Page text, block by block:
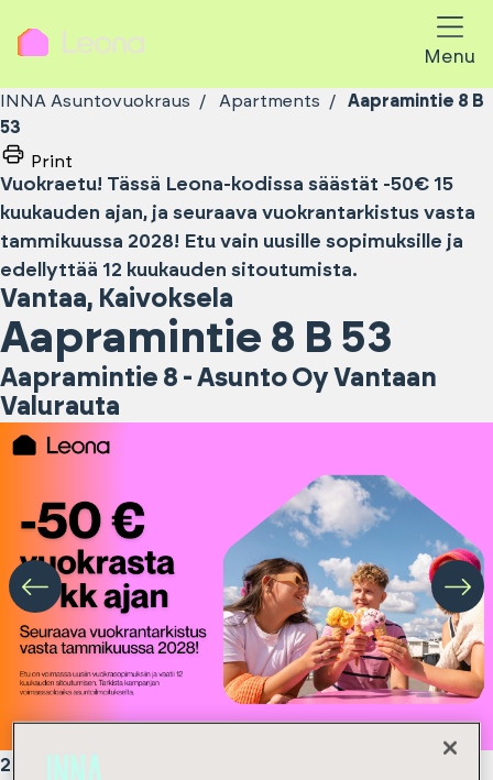
Menu
INNA Asuntovuokraus Apartments
Aapramintie 8 B
53
Print
Vuokraetu! Tässä Leona-kodissa säästät -50€ 15
kuukauden ajan, ja seuraava vuokrantarkistus vasta
tammikuussa 2028! Etu vain uusille sopimuksille ja
edellyttää 12 kuukauden sitoutumista.
Vantaa, Kaivoksela
Aapramintie 8 B 53
Aapramintie 8 - Asunto Oy Vantaan
Valurauta
2h, kt 48 m²